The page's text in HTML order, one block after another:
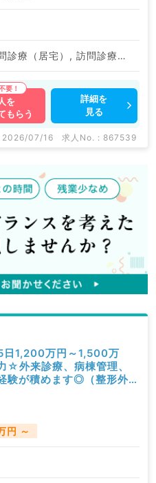
一般外来, 訪問診療（居宅）, 訪問診療（施設）
を
もらう
詳細を
見る
2026/07/16 求人No. : 867539
日1,200万円～1,500万
☆外来診療、病棟管理、
験が積めます◎（整形外科
円 ～